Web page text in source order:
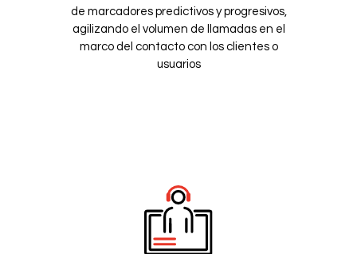
de marcadores predictivos y progresivos,
agilizando el volumen de llamadas en el
marco del contacto con los clientes o
usuarios